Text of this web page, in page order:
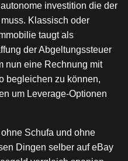
investition die der
Klassisch oder
taugt als
der Abgeltungssteuer
nun eine Rechnung mit
begleichen zu können,
um Leverage-Optionen
Schufa und ohne
Dingen selber auf eBay